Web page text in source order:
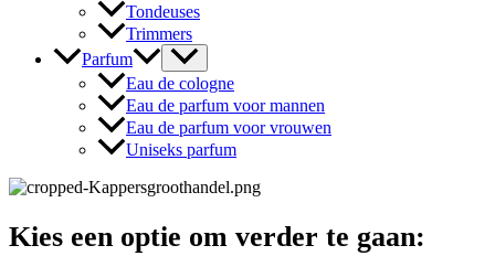
Tondeuses
Trimmers
Parfum
Eau de cologne
Eau de parfum voor mannen
Eau de parfum voor vrouwen
Uniseks parfum
Kies een optie om verder te gaan: